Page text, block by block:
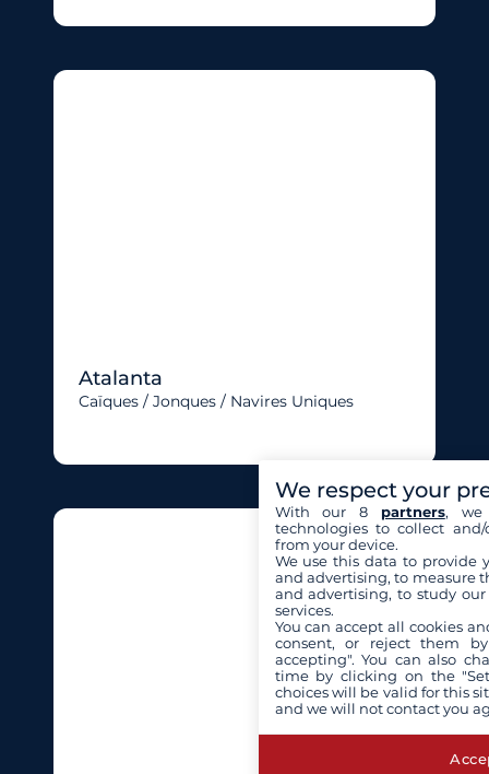
Atalanta
Caïques / Jonques / Navires Uniques
We respect your
With our 8 partners, we
technologies to collect
from your device.
We use this data to provide
and advertising, to measure
and advertising, to study
services.
You can accept all cookies
consent, or reject them
accepting". You can also
time by clicking on the
choices will be valid for this
and we will not contact you